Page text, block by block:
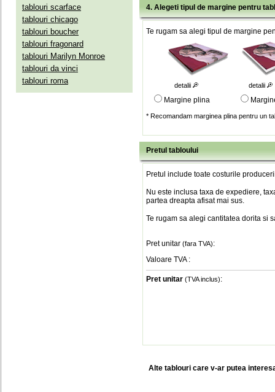
tablouri scarface
tablouri chicago
tablouri boucher
tablouri fragonard
tablouri Marilyn Monroe
tablouri da vinci
tablouri roma
4. Alegeti tipul de margine pentru
Te rugam sa alegi tipul de margine
detalii detalii
Margine plina
* Recomandam marginea plina pentru un
Pretul tabloului
Pretul include toate costurile
Nu este inclusa taxa de expediere,
partea dreapta afisat mai sus.
Te rugam sa alegi cantitatea dorita si
Pret unitar (fara TVA):
Valoare TVA :
Pret unitar (TVA inclus):
Alte tablouri care v-ar putea